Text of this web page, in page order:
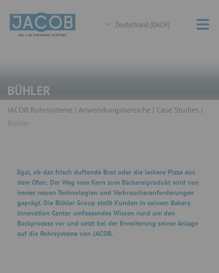
Deutschland (DACH)
BÜHLER
JACOB Rohrsysteme Anwendungsbereiche
Case Studies
Bühler
Egal, ob das frisch duftende Brot oder die leckere Pizza aus
dem Ofen: Der Weg vom Korn zum Bäckereiprodukt wird von
immer neuen Technologien und Verbraucheranforderungen
geprägt. Die Bühler Group stellt Kunden in seinem Bakery
Innovation Center umfassendes Wissen rund um den
Backprozess vor und setzt bei der Erweiterung seiner Anlage
auf die Rohrsysteme von JACOB.